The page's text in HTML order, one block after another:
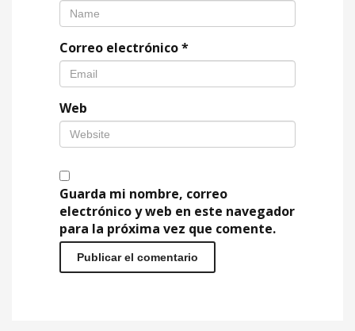
Correo electrónico*
Web
Guarda mi nombre, correo
electrónico y web en este navegador
para la próxima vez que comente.